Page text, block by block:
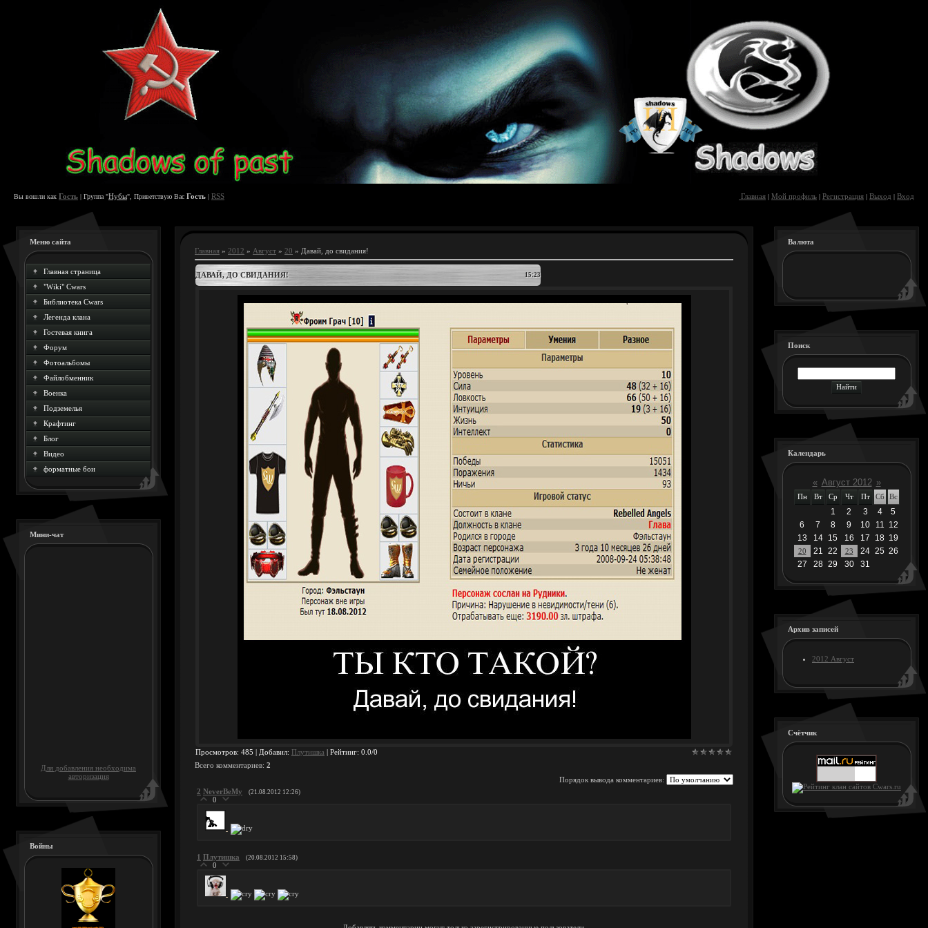
Вы вошли как Гость | Группа "Нубы", Приветствую Вас Гость | RSS Главная | Мой профиль | Регистрация | Выход | Вход
Меню сайта
Главная страница
"Wiki" Cwars
Библиотека Cwars
Легенда клана
Гостевая книга
Форум
Фотоальбомы
Файлобменник
Военка
Подземелья
Крафтинг
Блог
Видео
форматные бои
Мини-чат
Для добавления необходима
авторизация
Войны
Главная » 2012 » Август » 20 » Давай, до свидания!
15:23
ДАВАЙ, ДО СВИДАНИЯ!
Просмотров: 485 | Добавил: Плутишка Рейтинг: 0.0/0
Всего комментариев: 2
Порядок вывода комментариев:
2 NeverBeMy (21.08.2012 12:26)
0
1 Плутишка (20.08.2012 15:58)
0
Валюта
Поиск
Календарь
« Август 2012 »
Пн Вт Ср Чт Пт Сб Вс
1 2 3 4
5
6
7 8 9 10 11 12
13
14 15 16 17 18 19
20 21 22 23 24 25 26
27
28 29 30 31
Архив записей
2012 Август
Счётчик